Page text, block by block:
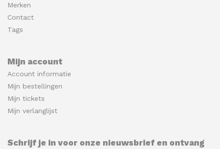
Merken
Contact
Tags
Mijn account
Account informatie
Mijn bestellingen
Mijn tickets
Mijn verlanglijst
Schrijf je in voor onze nieuwsbrief en ontvang